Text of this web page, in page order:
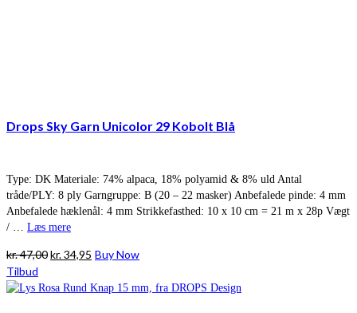
Drops Sky Garn Unicolor 29 Kobolt Blå
Type: DK Materiale: 74% alpaca, 18% polyamid & 8% uld Antal
tråde/PLY: 8 ply Garngruppe: B (20 – 22 masker) Anbefalede pinde: 4 mm
Anbefalede hæklenål: 4 mm Strikkefasthed: 10 x 10 cm = 21 m x 28p Vægt
/ … Læs mere
kr.47,00Den
pris
kr.34,95 Den
pris
Buy Now
Tilbud